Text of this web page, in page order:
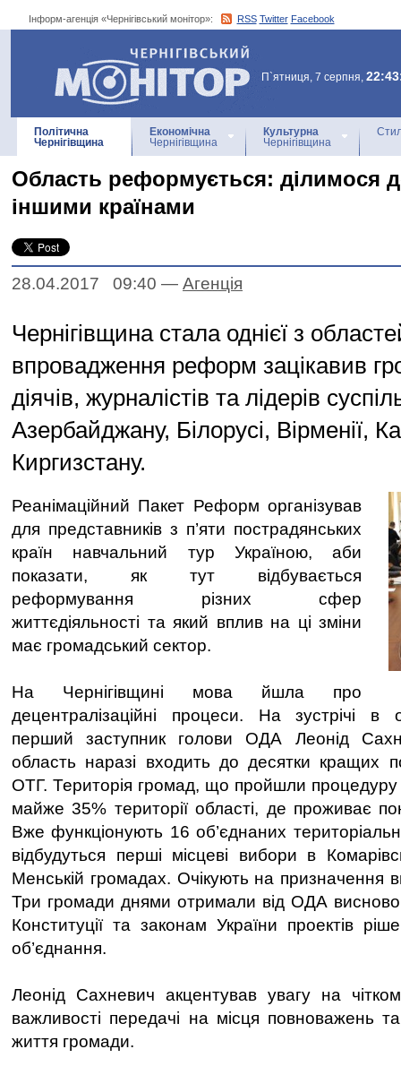
Інформ-агенція «Чернігівський монітор»: RSS Twitter Facebook
Інформ-агенція
«Чернігівський монітор»
П`ятниця, 7 серпня,
Політична
Чернігівщина
Економічна
Чернігівщина
Культурна
Чернігівщина
Область реформується: ділимося
іншими країнами
28.04.2017 09:40 — Агенцiя
Чернігівщина стала однієї з
впровадження реформ зацікавив
діячів, журналістів та лідерів
Азербайджану, Білорусі, Вірменії,
Киргизстану.
Реанімаційний Пакет Реформ організував
для представників з п’яти пострадянських
країн навчальний тур Україною, аби
показати, як тут відбувається
реформування різних сфер
життєдіяльності та який вплив на ці зміни
має громадський сектор.
На Чернігівщині мова йшла про
децентралізаційні процеси. На зустрічі в
перший заступник голови ОДА Леонід
область наразі входить до десятки кращих
ОТГ. Територія громад, що пройшли процедуру
майже 35% території області, де проживає
Вже функціонують 16 об’єднаних
відбудуться перші місцеві вибори в
Менській громадах. Очікують на призначення
Три громади днями отримали від ОДА
Конституції та законам України проектів
об’єднання.
Леонід Сахневич акцентував увагу на
важливості передачі на місця повноважень та
життя громади.